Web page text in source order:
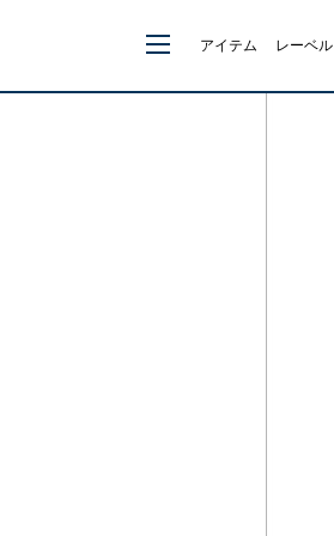
アイテム レーベル